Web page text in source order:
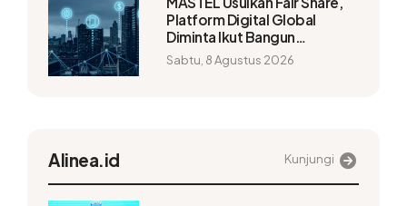
Platform Digital Global
Diminta Ikut Bangun
Infrastruktur
Sabtu, 8 Agustus 2026
Alinea.id Kunjungi